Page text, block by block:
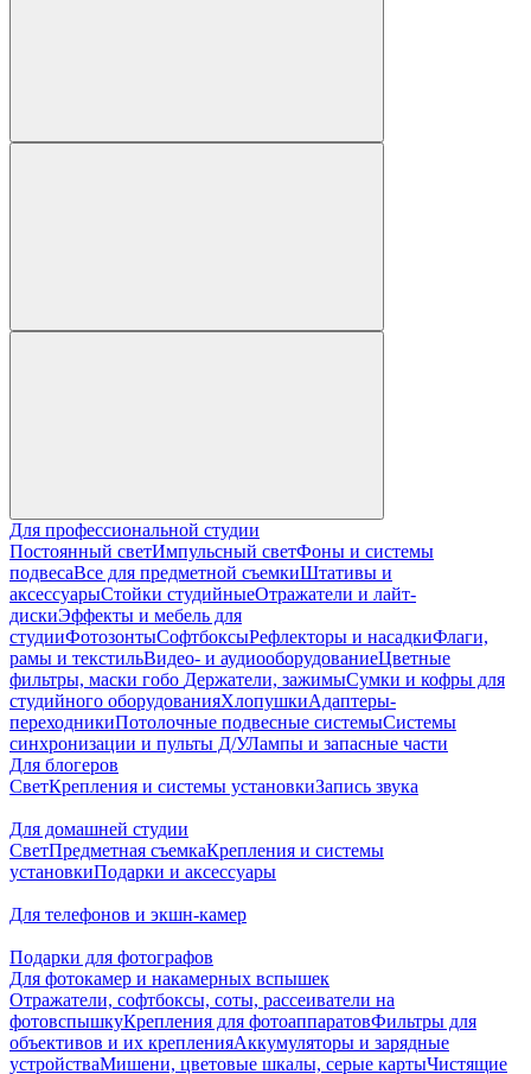
Для профессиональной студии
Постоянный светИмпульсный светФоны и системы
подвесаВсе для предметной съемкиШтативы и
аксессуарыСтойки студийныеОтражатели и лайт-
дискиЭффекты и мебель для
студииФотозонтыСофтбоксыРефлекторы и насадкиФлаги,
рамы и текстильВидео- и аудиооборудованиеЦветные
фильтры, маски гобо Держатели, зажимыСумки и кофры для
студийного оборудованияХлопушкиАдаптеры-
переходникиПотолочные подвесные системыСистемы
синхронизации и пульты Д/УЛампы и запасные части
Для блогеров
СветКрепления и системы установкиЗапись звука
Для домашней студии
СветПредметная съемкаКрепления и системы
установкиПодарки и аксессуары
Для телефонов и экшн-камер
Подарки для фотографов
Для фотокамер и накамерных вспышек
Отражатели, софтбоксы, соты, рассеиватели на
фотовспышкуКрепления для фотоаппаратовФильтры для
объективов и их крепленияАккумуляторы и зарядные
устройстваМишени, цветовые шкалы, серые картыЧистящие